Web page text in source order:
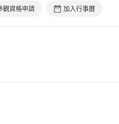
觀資格申請 加入行事曆